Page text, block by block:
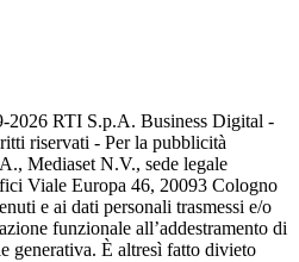
2026 RTI S.p.A. Business Digital -
riservati - Per la pubblicità
Mediaset N.V., sede legale
Viale Europa 46, 20093 Cologno
e ai dati personali trasmessi e/o
funzionale all’addestramento di
generativa. È altresì fatto divieto